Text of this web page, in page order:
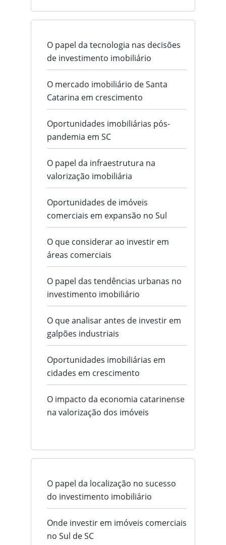
O papel da tecnologia nas decisões
de investimento imobiliário
O mercado imobiliário de Santa
Catarina em crescimento
Oportunidades imobiliárias pós-
pandemia em SC
O papel da infraestrutura na
valorização imobiliária
Oportunidades de imóveis
comerciais em expansão no Sul
O que considerar ao investir em
áreas comerciais
O papel das tendências urbanas no
investimento imobiliário
O que analisar antes de investir em
galpões industriais
Oportunidades imobiliárias em
cidades em crescimento
O impacto da economia catarinense
na valorização dos imóveis
O papel da localização no sucesso
do investimento imobiliário
Onde investir em imóveis comerciais
no Sul de SC